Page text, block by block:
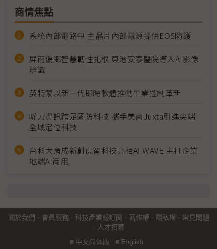
商情焦點
系統內部電路中 主晶片內部電源提供EOS防護
屏南偏鄉智慧韌性扎根 東港安泰醫院導入AI影像
辨識
英特蒙以新一代即時軟體推動工業控制革新
昕力資訊跨足國防科技 攜手美商Juxta引進尖端
全域定位科技
台科大育成新創虎智科技亮相AI WAVE 主打企業
地端AI商用
關於我們 · 會員服務 · 科技產業報訂閱 · 著作權 · 隱私權 · 常見問題
· 人才招募
■ 中文简体版 ■ English